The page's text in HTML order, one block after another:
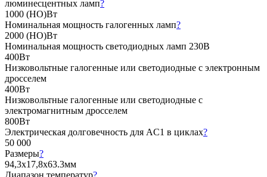
люминесцентных ламп?
1000 (НО)Вт
Номинальная мощность галогенных ламп?
2000 (НО)Вт
Номинальная мощность светодиодных ламп 230В
400Вт
Низковольтные галогенные или светодиодные с электронным
дросселем
400Вт
Низковольтные галогенные или светодиодные с
электромагнитным дросселем
800Вт
Электрическая долговечность для AC1 в циклах?
50 000
Размеры?
94,3х17,8х63.3мм
Диапазон температур?